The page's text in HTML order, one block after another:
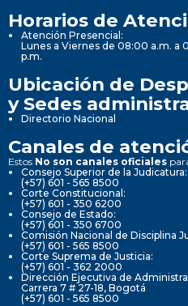
Horarios de
Atención Presencial:
Lunes a Viernes de 08:00 a.m. a
p.m.
Ubicación de
y Sedes
Directorio Nacional
Canales de
Estos No son canales oficiales
Consejo Superior de la Judicatura:
(+57) 601 - 565 8500
Corte Constitucional:
(+57) 601 - 350 6200
Consejo de Estado:
(+57) 601 - 350 6700
Comisión Nacional de Disciplina
(+57) 601 - 565 8500
Corte Suprema de Justicia:
(+57) 601 - 362 2000
Dirección Ejecutiva de
Carrera 7 # 27-18, Bogotá
(+57) 601 - 565 8500